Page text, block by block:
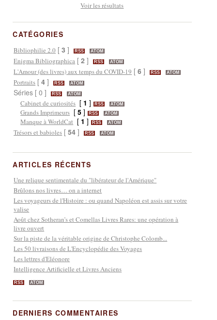
Voir les résultats
CATÉGORIES
Bibliophilie 2.0 [3 ] RSS ATOM
Enigma Bibliographica [2 ] RSS ATOM
L'Amour (des livres) aux temps du COVID-19 [6 ] RSS ATOM
Portraits [4 ] RSS ATOM
Séries [ 0 ] RSS ATOM
Cabinet de curiosités [ 1 ] RSS ATOM
Grands Imprimeurs [5 ] RSS ATOM
Manque à WorldCat [ 1 ] RSS ATOM
Trésors et babioles [54 ] RSS ATOM
ARTICLES RÉCENTS
Une relique sentimentale du "libérateur de l'Amérique"
Brûlons nos livres… on a internet
Les voyageurs de l'Histoire : ou quand Napoléon est assis sur votre
valise
Août chez Sotheran’s et Comellas Livres Rares: une opération à
livre ouvert
Sur la piste de la véritable origine de Christophe Colomb...
Les 50 livraisons de L'Encyclopédie des Voyages
Les lettres d'Eléonore
Intelligence Artificielle et Livres Anciens
RSS ATOM
DERNIERS COMMENTAIRES